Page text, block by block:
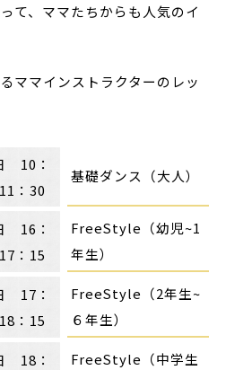
て、ママたちからも人気のイ
ママインストラクターのレッ
10：
：30
基礎ダンス（大人）
16：
：15
FreeStyle（幼児~1
年生）
17：
：15
FreeStyle（2年生~
６年生）
18：
FreeStyle（中学生